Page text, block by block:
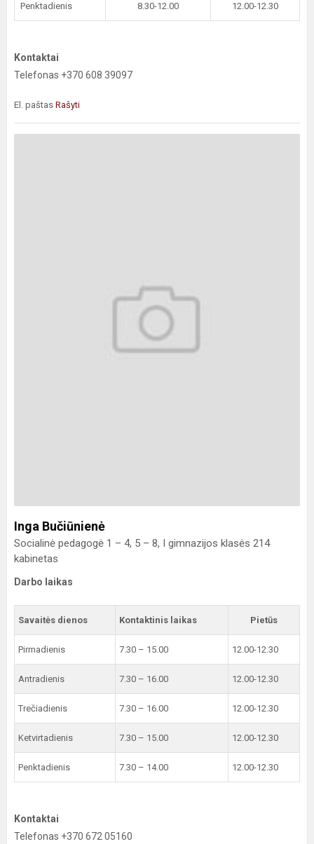
Penktadienis 8.30-12.00 12.00-12.30
Kontaktai
Telefonas +370 608 39097
El. paštas Rašyti
Inga Bučiūnienė
Socialinė pedagogė 1 – 4, 5 – 8, I gimnazijos klasės 214
kabinetas
Darbo laikas
Savaitės dienos Kontaktinis laikas Pietūs
Pirmadienis 7.30 – 15.00 12.00-12.30
Antradienis 7.30 – 16.00 12.00-12.30
Trečiadienis 7.30 – 16.00 12.00-12.30
Ketvirtadienis 7.30 – 15.00 12.00-12.30
Penktadienis 7.30 – 14.00 12.00-12.30
Kontaktai
Telefonas +370 672 05160